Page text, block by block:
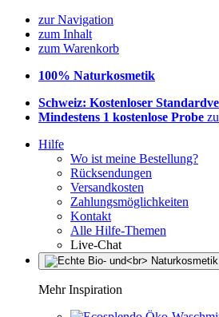
zur Navigation
zum Inhalt
zum Warenkorb
100% Naturkosmetik
Schweiz: Kostenloser
Mindestens 1 kostenlose Probe
Hilfe
Wo ist meine Bestellung?
Rücksendungen
Versandkosten
Zahlungsmöglichkeiten
Kontakt
Alle Hilfe-Themen
Live-Chat
Mehr Inspiration